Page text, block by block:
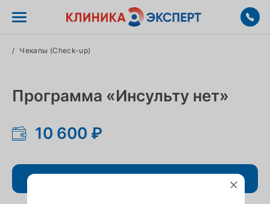
/ Чекапы (Check-up)
Программа «Инсульту нет»
10 600 ₽